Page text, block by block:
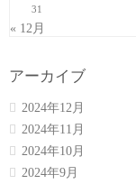
31
« 12月
アーカイブ
2024年12月
2024年11月
2024年10月
2024年9月